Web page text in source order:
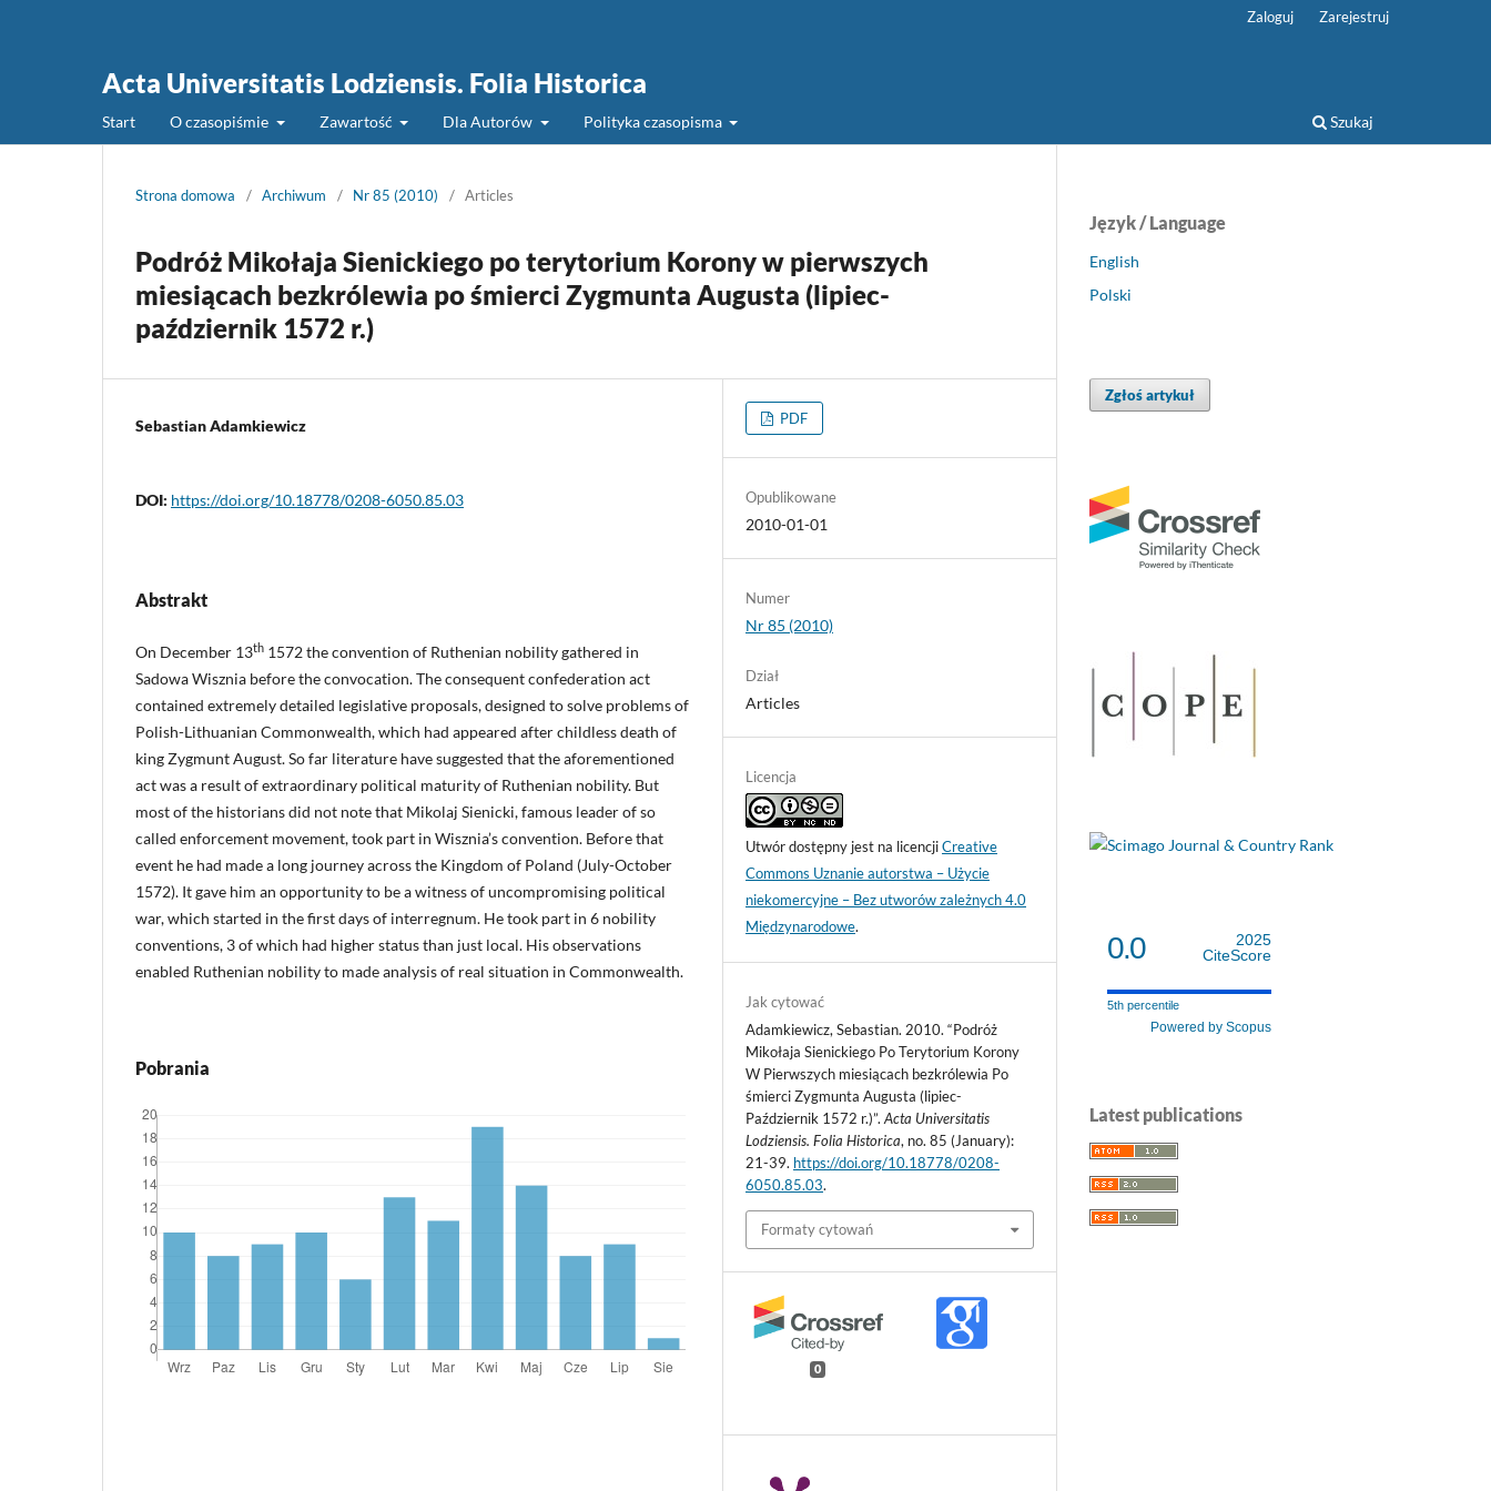
Acta Universitatis Lodziensis. Folia Historica
Start O czasopiśmie Zawartość Dla Autorów Polityka czasopisma Szukaj
Zaloguj Zarejestruj
Strona domowa / Archiwum / Nr 85 (2010) / Articles
Podróż Mikołaja Sienickiego po terytorium Korony w pierwszych
miesiącach bezkrólewia po śmierci Zygmunta Augusta (lipiec-
październik 1572 r.)
Sebastian Adamkiewicz
DOI: https://doi.org/10.18778/0208-6050.85.03
Abstrakt
On December 13th 1572 the convention of Ruthenian nobility gathered in
Sadowa Wisznia before the convocation. The consequent confederation act
contained extremely detailed legislative proposals, designed to solve problems of
Polish-Lithuanian Commonwealth, which had appeared after childless death of
king Zygmunt August. So far literature have suggested that the aforementioned
act was a result of extraordinary political maturity of Ruthenian nobility. But
most of the historians did not note that Mikolaj Sienicki, famous leader of so
called enforcement movement, took part in Wisznia’s convention. Before that
event he had made a long journey across the Kingdom of Poland (July-October
1572). It gave him an opportunity to be a witness of uncompromising political
war, which started in the first days of interregnum. He took part in 6 nobility
conventions, 3 of which had higher status than just local. His observations
enabled Ruthenian nobility to made analysis of real situation in Commonwealth.
Pobrania
PDF
Opublikowane
2010-01-01
Numer
Nr 85 (2010)
Dział
Articles
Licencja
Utwór dostępny jest na licencjiCreative
Commons Uznanie autorstwa – Użycie
niekomercyjne – Bez utworów zależnych 4.0
Międzynarodowe.
Jak cytować
Adamkiewicz, Sebastian. 2010. “Podróż
Mikołaja Sienickiego Po Terytorium Korony
W Pierwszych miesiącach bezkrólewia Po
śmierci Zygmunta Augusta (lipiec-
Październik 1572 r.)”.Acta Universitatis
Lodziensis. Folia Historica, no. 85 (January):
21-39. https://doi.org/10.18778/0208-
6050.85.03.
Formaty cytowań
0
Język / Language
English
Polski
Zgłoś artykuł
0.0
2025
CiteScore
5th percentile
Powered by Scopus
Latest publications